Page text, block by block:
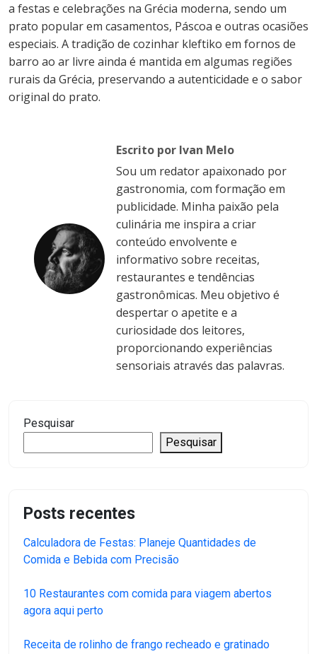
a festas e celebrações na Grécia moderna, sendo um
prato popular em casamentos, Páscoa e outras ocasiões
especiais. A tradição de cozinhar kleftiko em fornos de
barro ao ar livre ainda é mantida em algumas regiões
rurais da Grécia, preservando a autenticidade e o sabor
original do prato.
Escrito por Ivan Melo
Sou um redator apaixonado por
gastronomia, com formação em
publicidade. Minha paixão pela
culinária me inspira a criar
conteúdo envolvente e
informativo sobre receitas,
restaurantes e tendências
gastronômicas. Meu objetivo é
despertar o apetite e a
curiosidade dos leitores,
proporcionando experiências
sensoriais através das palavras.
Pesquisar
Pesquisar
Posts recentes
Calculadora de Festas: Planeje Quantidades de
Comida e Bebida com Precisão
10 Restaurantes com comida para viagem abertos
agora aqui perto
Receita de rolinho de frango recheado e gratinado